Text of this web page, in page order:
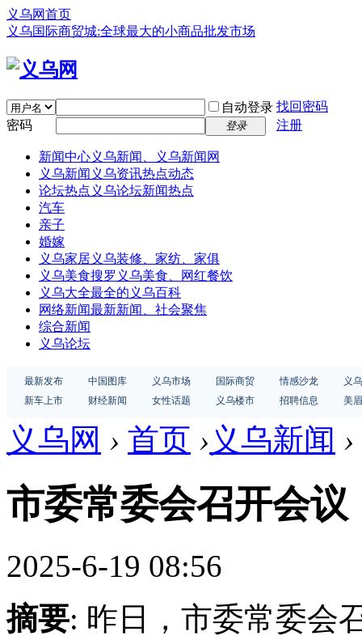
义乌网首页
义乌国际商贸城:全球最大的小商品批发市场
自动登录 找回密码
密码
登录 注册
新闻中心义乌新闻、义乌新闻网
义乌新闻 义乌资讯热点动态
论坛热点 义乌论坛新闻热点
汽车
亲子
婚嫁
义乌家居义乌装修、家纺、家俱
义乌美食搜罗义乌美食、网红餐饮
义乌大全最全的义乌百科
网络新闻最新新闻、社会聚焦
综合新闻
义乌论坛
最新发布 中国图库 义乌市场 国际商贸 情感沙龙
义
新车上市
财经新闻 女性话题 义乌楼市 招聘信息 美
义乌网 › 首页 › 义乌新闻 ›
市委常委会召开会议
2025-6-19 08:56
摘要: 昨日，市委常委会